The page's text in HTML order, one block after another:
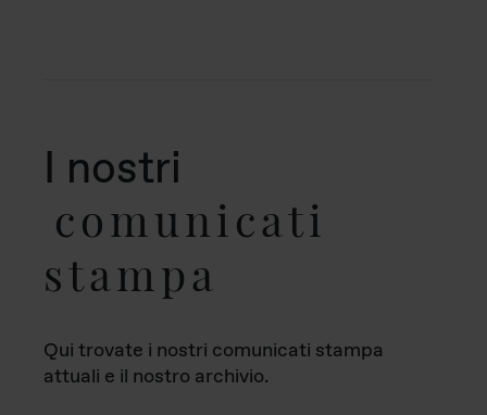
I nostri
comunicati
stampa
Qui trovate i nostri comunicati stampa
attuali e il nostro archivio.